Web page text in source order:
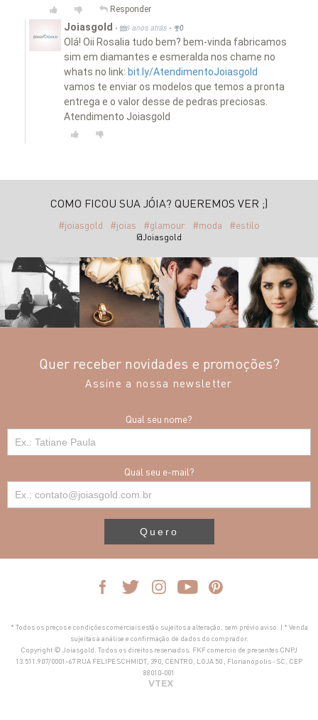
Responder
Joiasgold • 6 anos atrás • 0
Olá! Oii Rosalia tudo bem? bem-vinda fabricamos
sim em diamantes e esmeralda nos chame no
whats no link: bit.ly/AtendimentoJoiasgold
vamos te enviar os modelos que temos a pronta
entrega e o valor desse de pedras preciosas.
Atendimento Joiasgold
COMO FICOU SUA JÓIA? QUEREMOS VER ;)
#joiasgold #joias #glamour #moda #estilo
@Joiasgold
Quer receber novidades e promoções?
Assine a nossa newsletter
Qual seu nome?
Qual seu e-mail?
Quero
* Todos os preços e condições comerciais estão sujeitos a alteração, sem prévio aviso. | * Venda
sujeitas à análise e confirmação de dados do comprador.
Copyright © Joiasgold. Todos os direitos reservados. FKF comercio de presentes CNPJ
13.511.907/0001-67 RUA FELIPE SCHMIDT, 390, CENTRO, LOJA 50 , Florianópolis - SC, CEP
88010-001
VTEX